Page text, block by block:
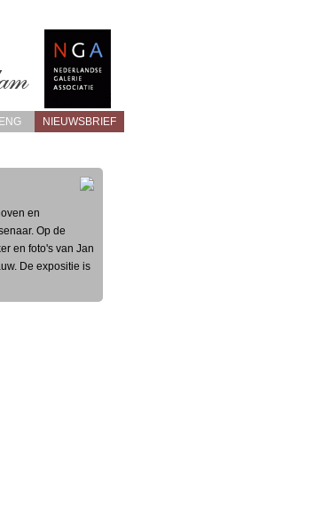
ENG NIEUWSBRIEF
en
Op de
en foto's van Jan
De expositie is